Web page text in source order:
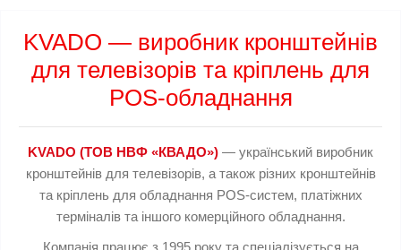
KVADO — виробник кронштейнів
для телевізорів та кріплень для
POS-обладнання
KVADO (ТОВ НВФ «КВАДО») — український виробник
кронштейнів для телевізорів, а також різних кронштейнів
та кріплень для обладнання POS-систем, платіжних
терміналів та іншого комерційного обладнання.
Компанія працює з 1995 року та спеціалізується на